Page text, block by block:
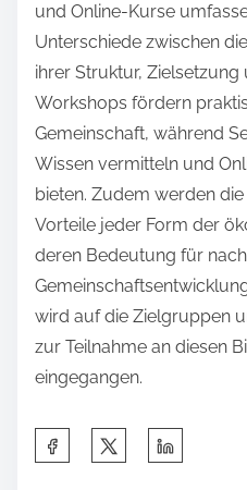
und Online-Kurse
Unterschiede zwischen
ihrer Struktur, Zielsetzung
Workshops fördern
Gemeinschaft, während
Wissen vermitteln und
bieten. Zudem werden
Vorteile jeder Form der
deren Bedeutung für
wird auf die Zielgruppen
zur Teilnahme an diesen
eingegangen.